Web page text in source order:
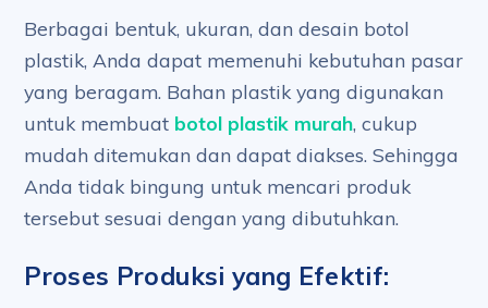
Berbagai bentuk, ukuran, dan desain botol
plastik, Anda dapat memenuhi kebutuhan pasar
yang beragam. Bahan plastik yang digunakan
untuk membuat botol plastik murah, cukup
mudah ditemukan dan dapat diakses. Sehingga
Anda tidak bingung untuk mencari produk
tersebut sesuai dengan yang dibutuhkan.
Proses Produksi yang Efektif: